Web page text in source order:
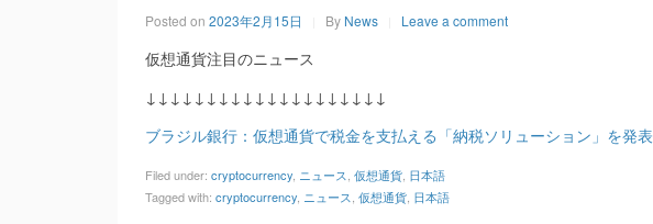
Posted on 2023年2月15日 By News Leave a comment
仮想通貨注目のニュース
↓↓↓↓↓↓↓↓↓↓↓↓↓↓↓↓↓↓↓↓
ブラジル銀行：仮想通貨で税金を支払える「納税ソリューション」を発表
Filed under: cryptocurrency ニュース 仮想通貨 日本語
Tagged with: cryptocurrency ニュース 仮想通貨 日本語